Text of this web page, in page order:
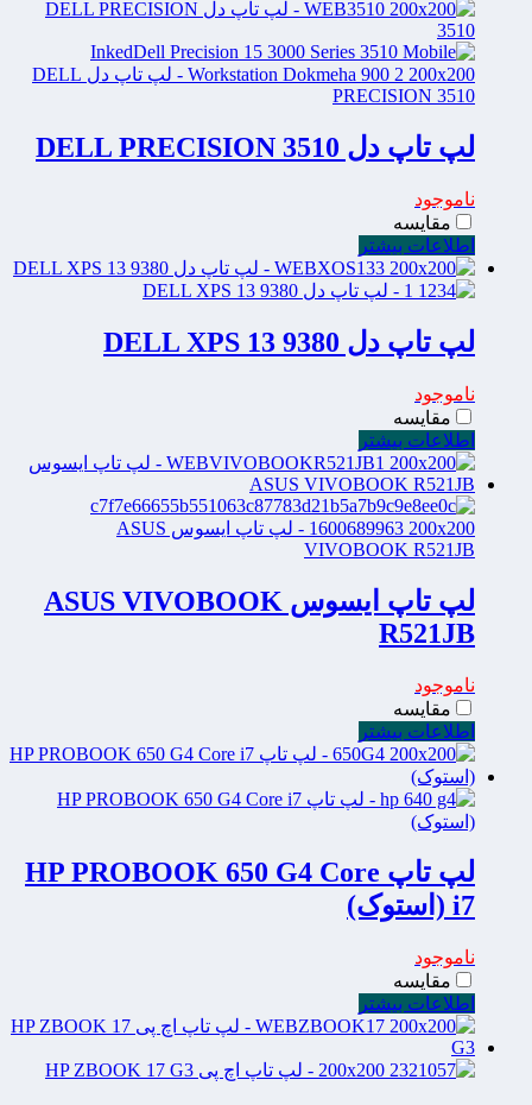
لپ تاپ دل DELL PRECISION 3510
ناموجود
مقایسه
اطلاعات بیشتر
لپ تاپ دل DELL XPS 13 9380
ناموجود
مقایسه
اطلاعات بیشتر
لپ تاپ ایسوس ASUS VIVOBOOK
R521JB
ناموجود
مقایسه
اطلاعات بیشتر
لپ تاپ HP PROBOOK 650 G4 Core
i7 (استوک)
ناموجود
مقایسه
اطلاعات بیشتر